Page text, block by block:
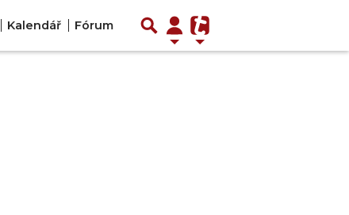
Kalendář Fórum